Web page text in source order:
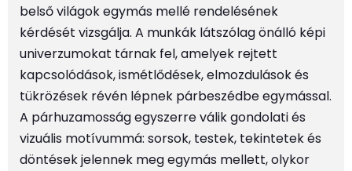
belső világok egymás mellé rendelésének
kérdését vizsgálja. A munkák látszólag önálló képi
univerzumokat tárnak fel, amelyek rejtett
kapcsolódások, ismétlődések, elmozdulások és
tükrözések révén lépnek párbeszédbe egymással.
A párhuzamosság egyszerre válik gondolati és
vizuális motívummá: sorsok, testek, tekintetek és
döntések jelennek meg egymás mellett, olykor